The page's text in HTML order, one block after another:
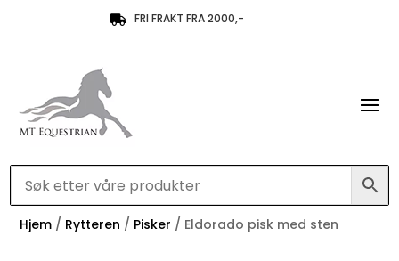
 FRI FRAKT FRA 2000,-
Hjem / Rytteren / Pisker / Eldorado pisk med sten